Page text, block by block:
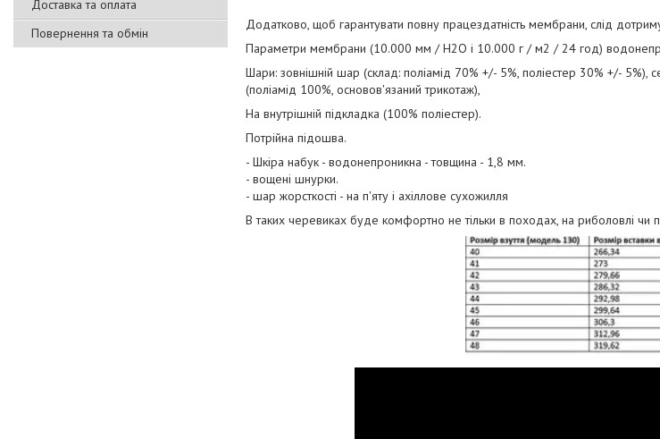
Доставка та оплата
Повернення та обмін
Додатково, щоб гарантувати повну працездатність мембрани, слід
Параметри мембрани (10.000 мм / H2O і 10.000 г / м2 / 24 год)
Шари: зовнішній шар (склад: поліамід 70% +/- 5%, поліестер 30% +/-
(поліамід 100%, основов'язаний трикотаж),
На внутрішній підкладка (100% поліестер).
Потрійна підошва.
- Шкіра набук - водонепроникна - товщина - 1,8 мм.
- вощені шнурки.
- шар жорсткості - на п'яту і ахіллове сухожилля
В таких черевиках буде комфортно не тільки в походах, на риболовлі чи